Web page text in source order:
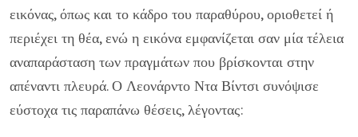
εικόνας, όπως και το κάδρο του παραθύρου, οριοθετεί ή
περιέχει τη θέα, ενώ η εικόνα εμφανίζεται σαν μία τέλεια
αναπαράσταση των πραγμάτων που βρίσκονται στην
απέναντι πλευρά. Ο Λεονάρντο Ντα Βίντσι συνόψισε
εύστοχα τις παραπάνω θέσεις, λέγοντας: